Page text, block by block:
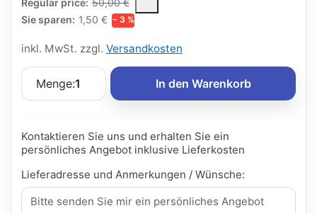
Sie sparen: 1,50 € − 3 %
inkl. MwSt. zzgl. Versandkosten
Menge:1 In den Warenkorb
Kontaktieren Sie uns und erhalten Sie ein
persönliches Angebot inklusive Lieferkosten
Lieferadresse und Anmerkungen / Wünsche: